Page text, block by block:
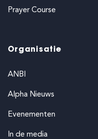
Prayer Course
Organisatie
ANBI
Alpha Nieuws
Evenementen
In de media